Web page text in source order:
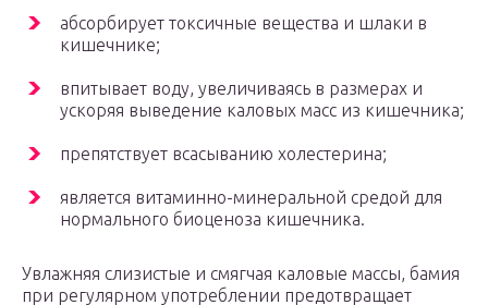
абсорбирует токсичные вещества и шлаки в
кишечнике;
впитывает воду, увеличиваясь в размерах и
ускоряя выведение каловых масс из кишечника;
препятствует всасыванию холестерина;
является витаминно-минеральной средой для
нормального биоценоза кишечника.
Увлажняя слизистые и смягчая каловые массы, бамия
при регулярном употреблении предотвращает